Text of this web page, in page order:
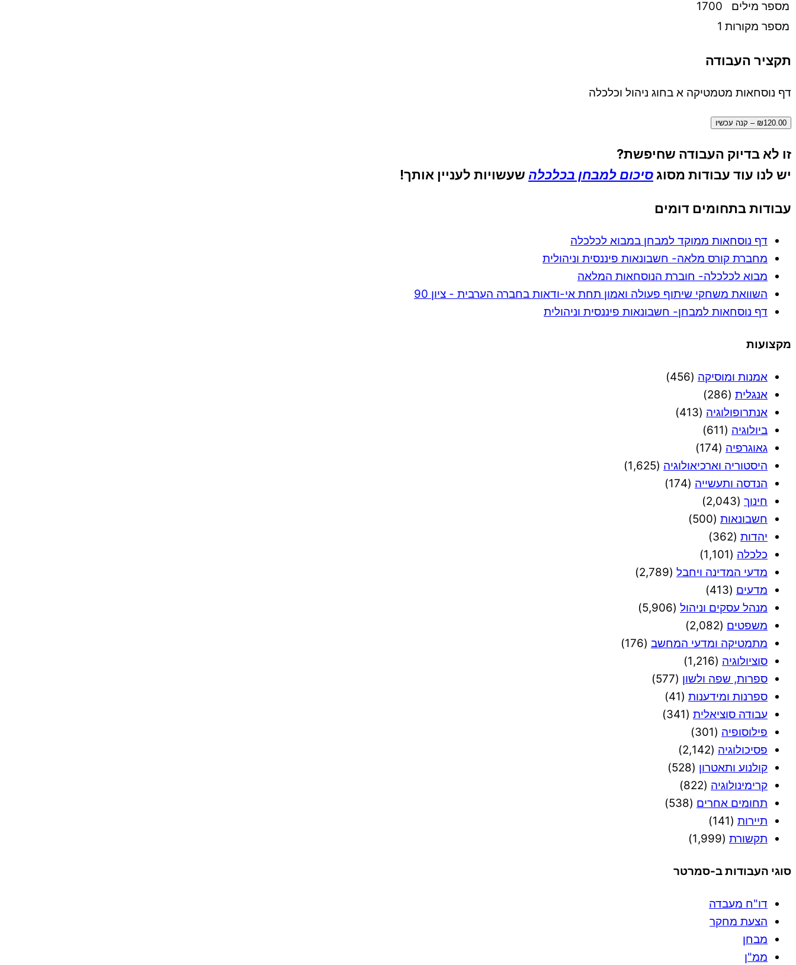
מספר מילים
1700
מספר מקורות 1
תקציר העבודה
דף נוסחאות מטמטיקה א בחוג ניהול וכלכלה
₪120.00 – קנה עכשיו
זו לא בדיוק העבודה שחיפשת?
יש לנו עוד עבודות מסוג סיכום למבחן בכלכלה שעשויות לעניין אותך!
עבודות בתחומים דומים
דף נוסחאות ממוקד למבחן במבוא לכלכלה
מחברת קורס מלאה- חשבונאות פיננסית וניהולית
מבוא לכלכלה- חוברת הנוסחאות המלאה
השוואת משחקי שיתוף פעולה ואמון תחת אי-ודאות בחברה הערבית - ציון 90
דף נוסחאות למבחן- חשבונאות פיננסית וניהולית
מקצועות
אמנות ומוסיקה (456)
אנגלית (286)
אנתרופולוגיה (413)
ביולוגיה (611)
גאוגרפיה (174)
היסטוריה וארכיאולוגיה (1,625)
הנדסה ותעשייה (174)
חינוך (2,043)
חשבונאות (500)
יהדות (362)
כלכלה (1,101)
מדעי המדינה ויחבל (2,789)
מדעים (413)
מנהל עסקים וניהול (5,906)
משפטים (2,082)
מתמטיקה ומדעי המחשב (176)
סוציולוגיה (1,216)
ספרות, שפה ולשון (577)
ספרנות ומידענות (41)
עבודה סוציאלית (341)
פילוסופיה (301)
פסיכולוגיה (2,142)
קולנוע ותאטרון (528)
קרימינולוגיה (822)
תחומים אחרים (538)
תיירות (141)
תקשורת (1,999)
סוגי העבודות ב-סמרטר
דו"ח מעבדה
הצעת מחקר
מבחן
ממ"ן